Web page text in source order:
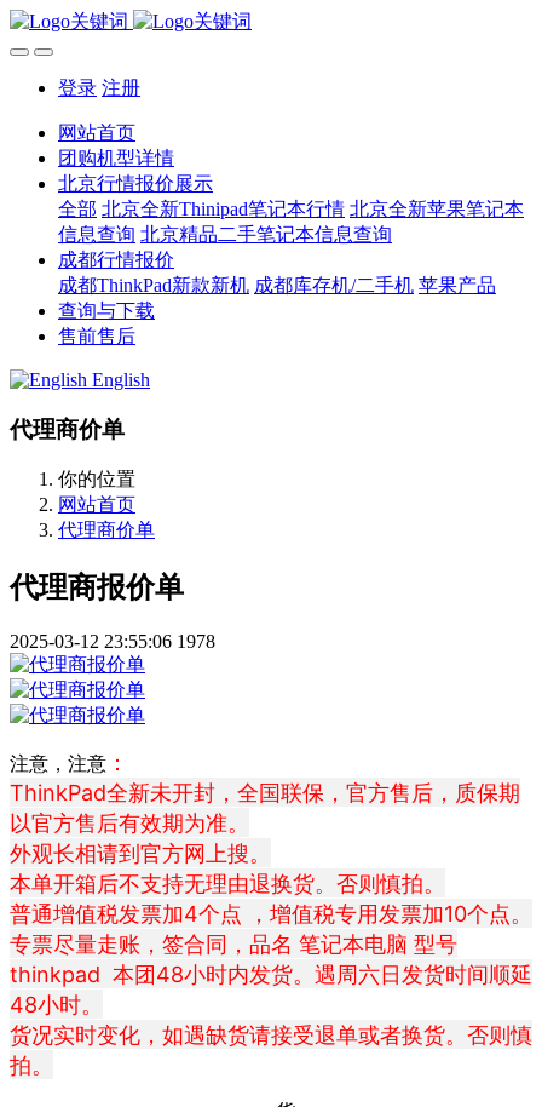
登录 注册
网站首页
团购机型详情
北京行情报价展示
全部 北京全新Thinipad笔记本行情 北京全新苹果笔记本
信息查询 北京精品二手笔记本信息查询
成都行情报价
成都ThinkPad新款新机 成都库存机/二手机 苹果产品
查询与下载
售前售后
English
代理商价单
你的位置
网站首页
代理商价单
代理商报价单
2025-03-12 23:55:06 1978
注意，注意 ：
ThinkPad全新未开封，全国联保，官方售后，质保期
以官方售后有效期为准。
外观长相请到官方网上搜。
本单开箱后不支持无理由退换货。否则慎拍。
普通增值税发票加4个点 ，增值税专用发票加10个点。
专票尽量走账，签合同，品名 笔记本电脑 型号
thinkpad 本团48小时内发货。遇周六日发货时间顺延
48小时。
货况实时变化，如遇缺货请接受退单或者换货。否则慎
拍。